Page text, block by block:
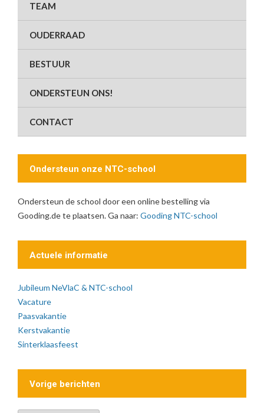
TEAM
OUDERRAAD
BESTUUR
ONDERSTEUN ONS!
CONTACT
Ondersteun onze NTC-school
Ondersteun de school door een online bestelling via
Gooding.de te plaatsen. Ga naar: Gooding NTC-school
Actuele informatie
Jubileum NeVlaC & NTC-school
Vacature
Paasvakantie
Kerstvakantie
Sinterklaasfeest
Vorige berichten